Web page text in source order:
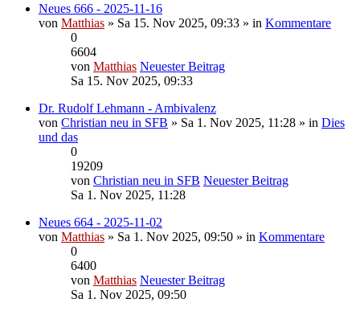
Neues 666 - 2025-11-16
von Matthias » Sa 15. Nov 2025, 09:33 » in Kommentare
0
6604
von Matthias Neuester Beitrag
Sa 15. Nov 2025, 09:33
Dr. Rudolf Lehmann - Ambivalenz
von Christian neu in SFB » Sa 1. Nov 2025, 11:28 » in Dies
und das
0
19209
von Christian neu in SFB Neuester Beitrag
Sa 1. Nov 2025, 11:28
Neues 664 - 2025-11-02
von Matthias » Sa 1. Nov 2025, 09:50 » in Kommentare
0
6400
von Matthias Neuester Beitrag
Sa 1. Nov 2025, 09:50